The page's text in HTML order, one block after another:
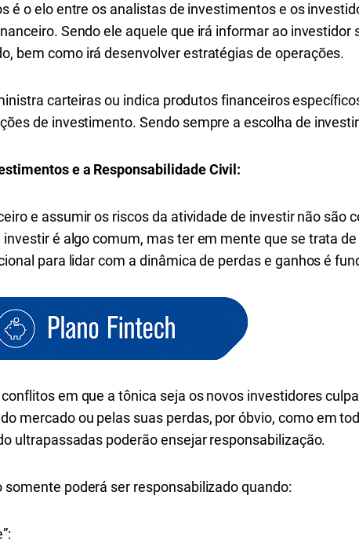
é o elo entre os analistas de investimentos e os
Sendo ele aquele que irá informar ao investidor
bem como irá desenvolver estratégias de operações.
carteiras ou indica produtos financeiros
de investimento. Sendo sempre a escolha de
e a Responsabilidade Civil:
e assumir os riscos da atividade de investir não são
é algo comum, mas ter em mente que se trata
para lidar com a dinâmica de perdas e ganhos é
em que a tônica seja os novos investidores
mercado ou pelas suas perdas, por óbvio, como em
ultrapassadas poderão ensejar responsabilização.
poderá ser responsabilizado quando: